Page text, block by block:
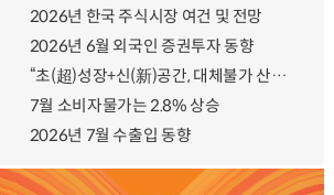
2026년 한국 주식시장 여건 및 전망
2026년 6월 외국인 증권투자 동향
“초(超)성장+신(新)공간, 대체불가 산업강국”
7월 소비자물가는 2.8% 상승
2026년 7월 수출입 동향